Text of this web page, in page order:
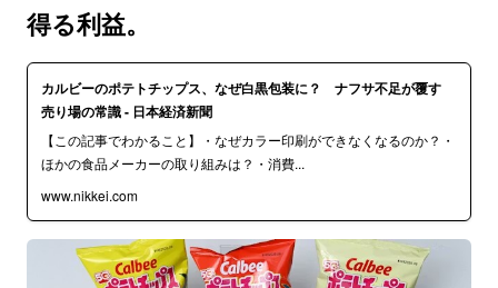
得る利益。
カルビーのポテトチップス、なぜ白黒包装に？ ナフサ不足が覆す
売り場の常識 - 日本経済新聞
【この記事でわかること】・なぜカラー印刷ができなくなるのか？・
ほかの食品メーカーの取り組みは？・消費...
www.nikkei.com